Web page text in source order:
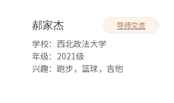
郝家杰 导师交流
学校：西北政法大学
年级：2021级
兴趣：跑步，篮球，吉他